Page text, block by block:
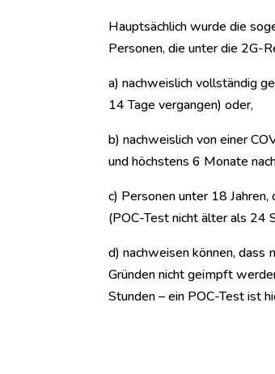
Hauptsächlich wurde die
Personen, die unter die 2G-
a) nachweislich vollständig
14 Tage vergangen) oder,
b) nachweislich von einer
und höchstens 6 Monate
c) Personen unter 18
(POC-Test nicht älter als 24
d) nachweisen können, dass
Gründen nicht geimpft
Stunden – ein POC-Test ist